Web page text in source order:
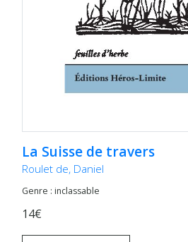
La Suisse de travers
Roulet de, Daniel
Genre : inclassable
14€